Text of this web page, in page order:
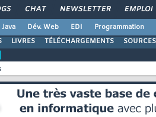
CHAT NEWSLETTER EMPLOI
Java Dév. Web EDI Programmation
LIVRES TÉLÉCHARGEMENTS SOURCES